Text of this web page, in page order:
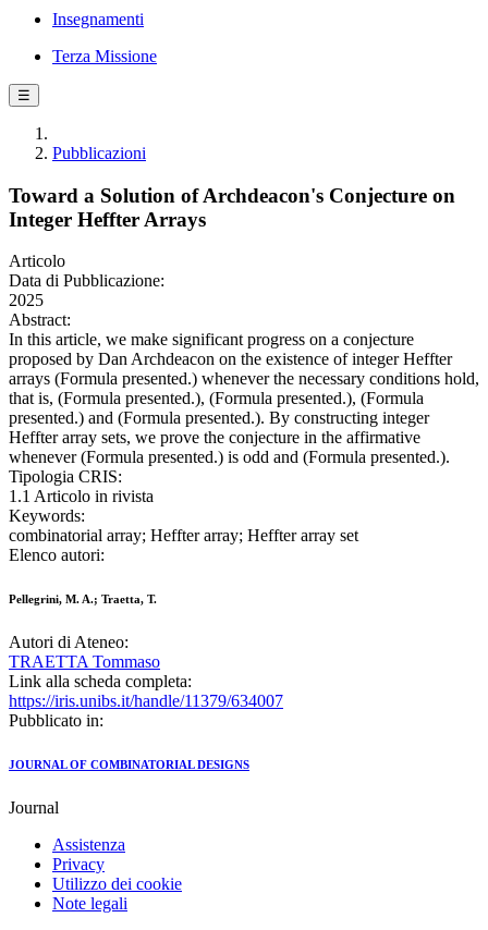
Insegnamenti
Terza Missione
☰
Pubblicazioni
Toward a Solution of Archdeacon's Conjecture on
Integer Heffter Arrays
Articolo
Data di Pubblicazione:
2025
Abstract:
In this article, we make significant progress on a conjecture
proposed by Dan Archdeacon on the existence of integer Heffter
arrays (Formula presented.) whenever the necessary conditions hold,
that is, (Formula presented.), (Formula presented.), (Formula
presented.) and (Formula presented.). By constructing integer
Heffter array sets, we prove the conjecture in the affirmative
whenever (Formula presented.) is odd and (Formula presented.).
Tipologia CRIS:
1.1 Articolo in rivista
Keywords:
combinatorial array; Heffter array; Heffter array set
Elenco autori:
Pellegrini, M. A.; Traetta, T.
Autori di Ateneo:
TRAETTA Tommaso
Link alla scheda completa:
https://iris.unibs.it/handle/11379/634007
Pubblicato in:
JOURNAL OF COMBINATORIAL DESIGNS
Journal
Assistenza
Privacy
Utilizzo dei cookie
Note legali